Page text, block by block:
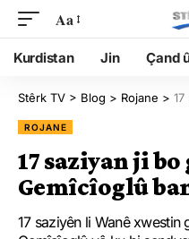
Aa
Kurdistan Jin Çand
Stêrk TV > Blog > Rojane > 17
ROJANE
17 saziyan ji
Gemîcîoglû
17 saziyên li Wanê